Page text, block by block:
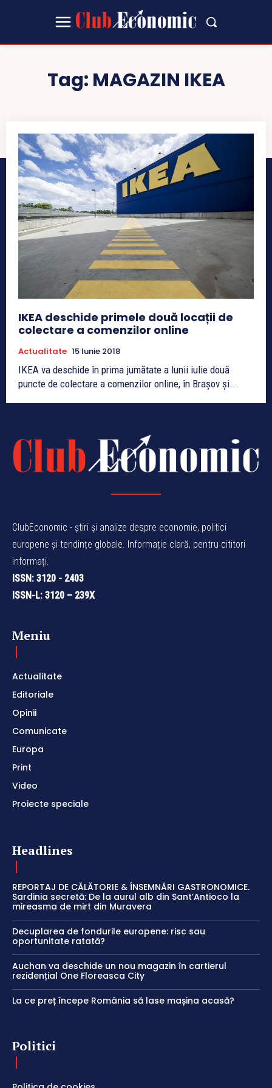
Tag: MAGAZIN IKEA
IKEA deschide primele două locații de
colectare a comenzilor online
Actualitate 15 Iunie 2018
IKEA va deschide în prima jumătate a lunii iulie două
puncte de colectare a comenzilor online, în Brașov și...
ClubEconomic - știri și analize despre economie, politici
europene și tendințe globale. Informație clară, pentru cititori
informați.
ISSN: 3120 - 2403
ISSN-L: 3120 – 239X
Meniu
Actualitate
Editoriale
Opinii
Comunicate
Europa
Print
Video
Proiecte speciale
Headlines
REPORTAJ DE CĂLĂTORIE & ÎNSEMNĂRI GASTRONOMICE.
Sardinia secretă: De la aurul alb din Sant’Antioco la
mireasma de mirt din Muravera
Decuplarea de fondurile europene: risc sau
oportunitate ratată?
Auchan va deschide un nou magazin în cartierul
rezidențial One Floreasca City
La ce preț începe România să lase mașina acasă?
Politici